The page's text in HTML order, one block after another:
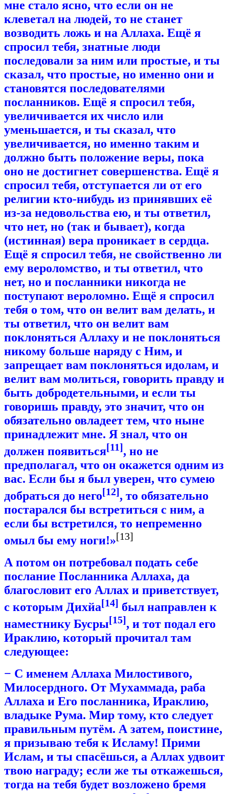
мне стало ясно, что если он не
клеветал на людей, то не станет
возводить ложь и на Аллаха. Ещё я
спросил тебя, знатные люди
последовали за ним или простые, и ты
сказал, что простые, но именно они и
становятся последователями
посланников. Ещё я спросил тебя,
увеличивается их число или
уменьшается, и ты сказал, что
увеличивается, но именно таким и
должно быть положение веры, пока
оно не достигнет совершенства. Ещё я
спросил тебя, отступается ли от его
религии кто-нибудь из принявших её
из-за недовольства ею, и ты ответил,
что нет, но (так и бывает), когда
(истинная) вера проникает в сердца.
Ещё я спросил тебя, не свойственно ли
ему вероломство, и ты ответил, что
нет, но и посланники никогда не
поступают вероломно. Ещё я спросил
тебя о том, что он велит вам делать, и
ты ответил, что он велит вам
поклоняться Аллаху и не поклоняться
никому больше наряду с Ним, и
запрещает вам поклоняться идолам, и
велит вам молиться, говорить правду и
быть добродетельными, и если ты
говоришь правду, это значит, что он
обязательно овладеет тем, что ныне
принадлежит мне. Я знал, что он
должен появиться[11], но не
предполагал, что он окажется одним из
вас. Если бы я был уверен, что сумею
добраться до него[12], то обязательно
постарался бы встретиться с ним, а
если бы встретился, то непременно
омыл бы ему ноги!»[13]
А потом он потребовал подать себе
послание Посланника Аллаха, да
благословит его Аллах и приветствует,
с которым Дихйа[14] был направлен к
наместнику Бусры[15], и тот подал его
Ираклию, который прочитал там
следующее:
− C именем Аллаха Милостивого,
Милосердного. От Мухаммада, раба
Аллаха и Его посланника, Ираклию,
владыке Рума. Мир тому, кто следует
правильным путём. А затем, поистине,
я призываю тебя к Исламу! Прими
Ислам, и ты спасёшься, а Аллах удвоит
твою награду; если же ты откажешься,
тогда на тебя будет возложено бремя